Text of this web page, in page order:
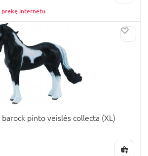
prekę internetu
barock pinto veislės collecta (XL)